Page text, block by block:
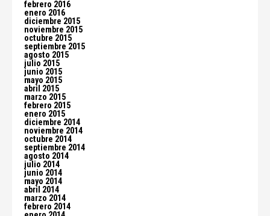
febrero 2016
enero 2016
diciembre 2015
noviembre 2015
octubre 2015
septiembre 2015
agosto 2015
julio 2015
junio 2015
mayo 2015
abril 2015
marzo 2015
febrero 2015
enero 2015
diciembre 2014
noviembre 2014
octubre 2014
septiembre 2014
agosto 2014
julio 2014
junio 2014
mayo 2014
abril 2014
marzo 2014
febrero 2014